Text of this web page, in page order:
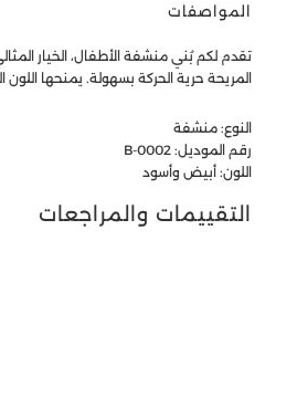
المواصفات
تقدم لكم بُني منشفة الأطفال، الخيار
المريحة حرية الحركة بسهولة. يمنحها
النوع: منشفة
رقم الموديل: B-0002
اللون: أبيض وأسود
التقييمات والمراجعات